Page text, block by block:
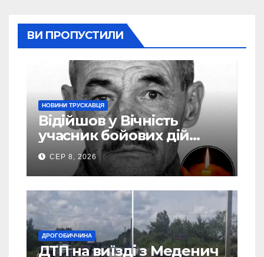
ВИ ПРОПУСТИЛИ
НОВИНИ ТРУСКАВЦЯ
Відійшов у Вічність
учасник бойових дій
Василь Іваникович зі
Станилі
СЕР 8, 2026
ДРОГОБИЧЧИНА
ДТП на виїзді з Меденич